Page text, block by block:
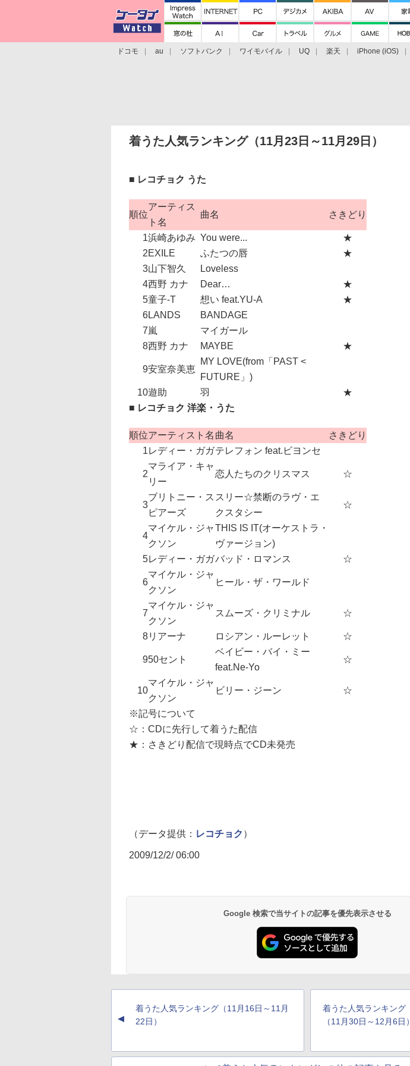
ドコモ au ソフトバンク ワイモバイル UQ 楽天 iPhone (iOS)
着うた人気ランキング（11月23日～11月29日）
■ レコチョク うた
順位
アーティス
ト名
曲名 さきどり
1浜崎あゆみ You were...
★
2EXILE ふたつの唇
★
3山下智久
Loveless
4西野 カナ Dear…
★
5童子-T 想い feat.YU-A
★
6LANDS
BANDAGE
7嵐
マイガール
8西野 カナ MAYBE ★
9安室奈美恵
MY LOVE(from「PAST <
FUTURE」)
10遊助 羽
★
■ レコチョク 洋楽・うた
順位アーティスト名 曲名
さきどり
1レディー・ガガテレフォン feat.ビヨンセ
2
マライア・キャ
リー
恋人たちのクリスマス ☆
3
ブリトニー・ス
ピアーズ
スリー☆禁断のラヴ・エ
クスタシー
☆
4
マイケル・ジャ
クソン
THIS IS IT(オーケストラ・
ヴァージョン)
5レディー・ガガバッド・ロマンス ☆
6
マイケル・ジャ
クソン
ヒール・ザ・ワールド
7
マイケル・ジャ
クソン
スムーズ・クリミナル ☆
8リアーナ ロシアン・ルーレット ☆
950セント
ベイビー・バイ・ミー
feat.Ne-Yo
☆
10
マイケル・ジャ
クソン
ビリー・ジーン ☆
※記号について
☆：CDに先行して着うた配信
★：さきどり配信で現時点でCD未発売
（データ提供： レコチョク ）
2009/12/2/ 06:00
Google 検索で当サイトの記事を優先表示させる
▲
着うた人気ランキング（11月16日～11月
22日）
着うた人気ランキング
（11月30日～12月6日）